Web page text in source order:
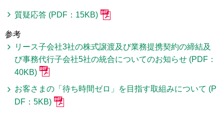
質疑応答 (PDF：15KB)
参考
リース子会社3社の株式譲渡及び業務提携契約の締結及
び事務代行子会社5社の統合についてのお知らせ (PDF：
40KB)
お客さまの「待ち時間ゼロ」を目指す取組みについて (P
DF：5KB)